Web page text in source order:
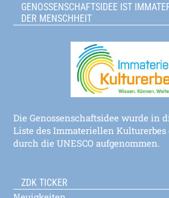
GENOSSENSCHAFTSIDEE IST
DER MENSCHHEIT
Die Genossenschaftsidee wurde in
Liste des Immateriellen
durch die UNESCO aufgenommen.
ZDK TICKER